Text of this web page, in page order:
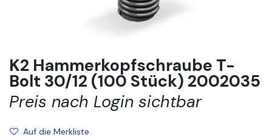
K2 Hammerkopfschraube T-
Bolt 30/12 (100 Stück) 2002035
Preis nach Login sichtbar
Auf die Merkliste